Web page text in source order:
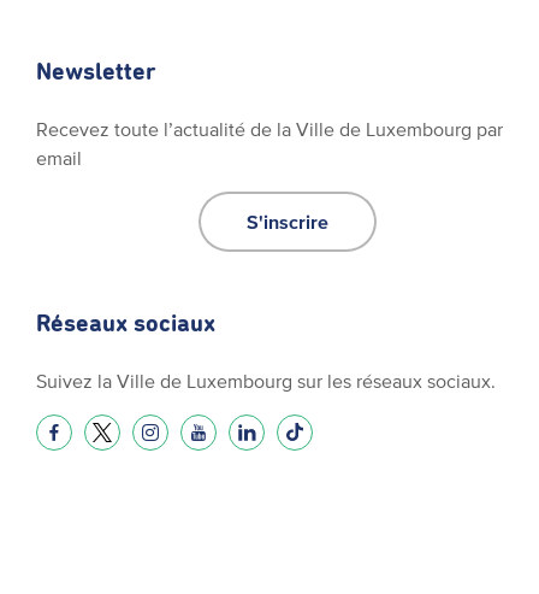
Newsletter
Recevez toute l’actualité de la Ville de Luxembourg par
email
S'inscrire
Réseaux sociaux
Suivez la Ville de Luxembourg sur les réseaux sociaux.